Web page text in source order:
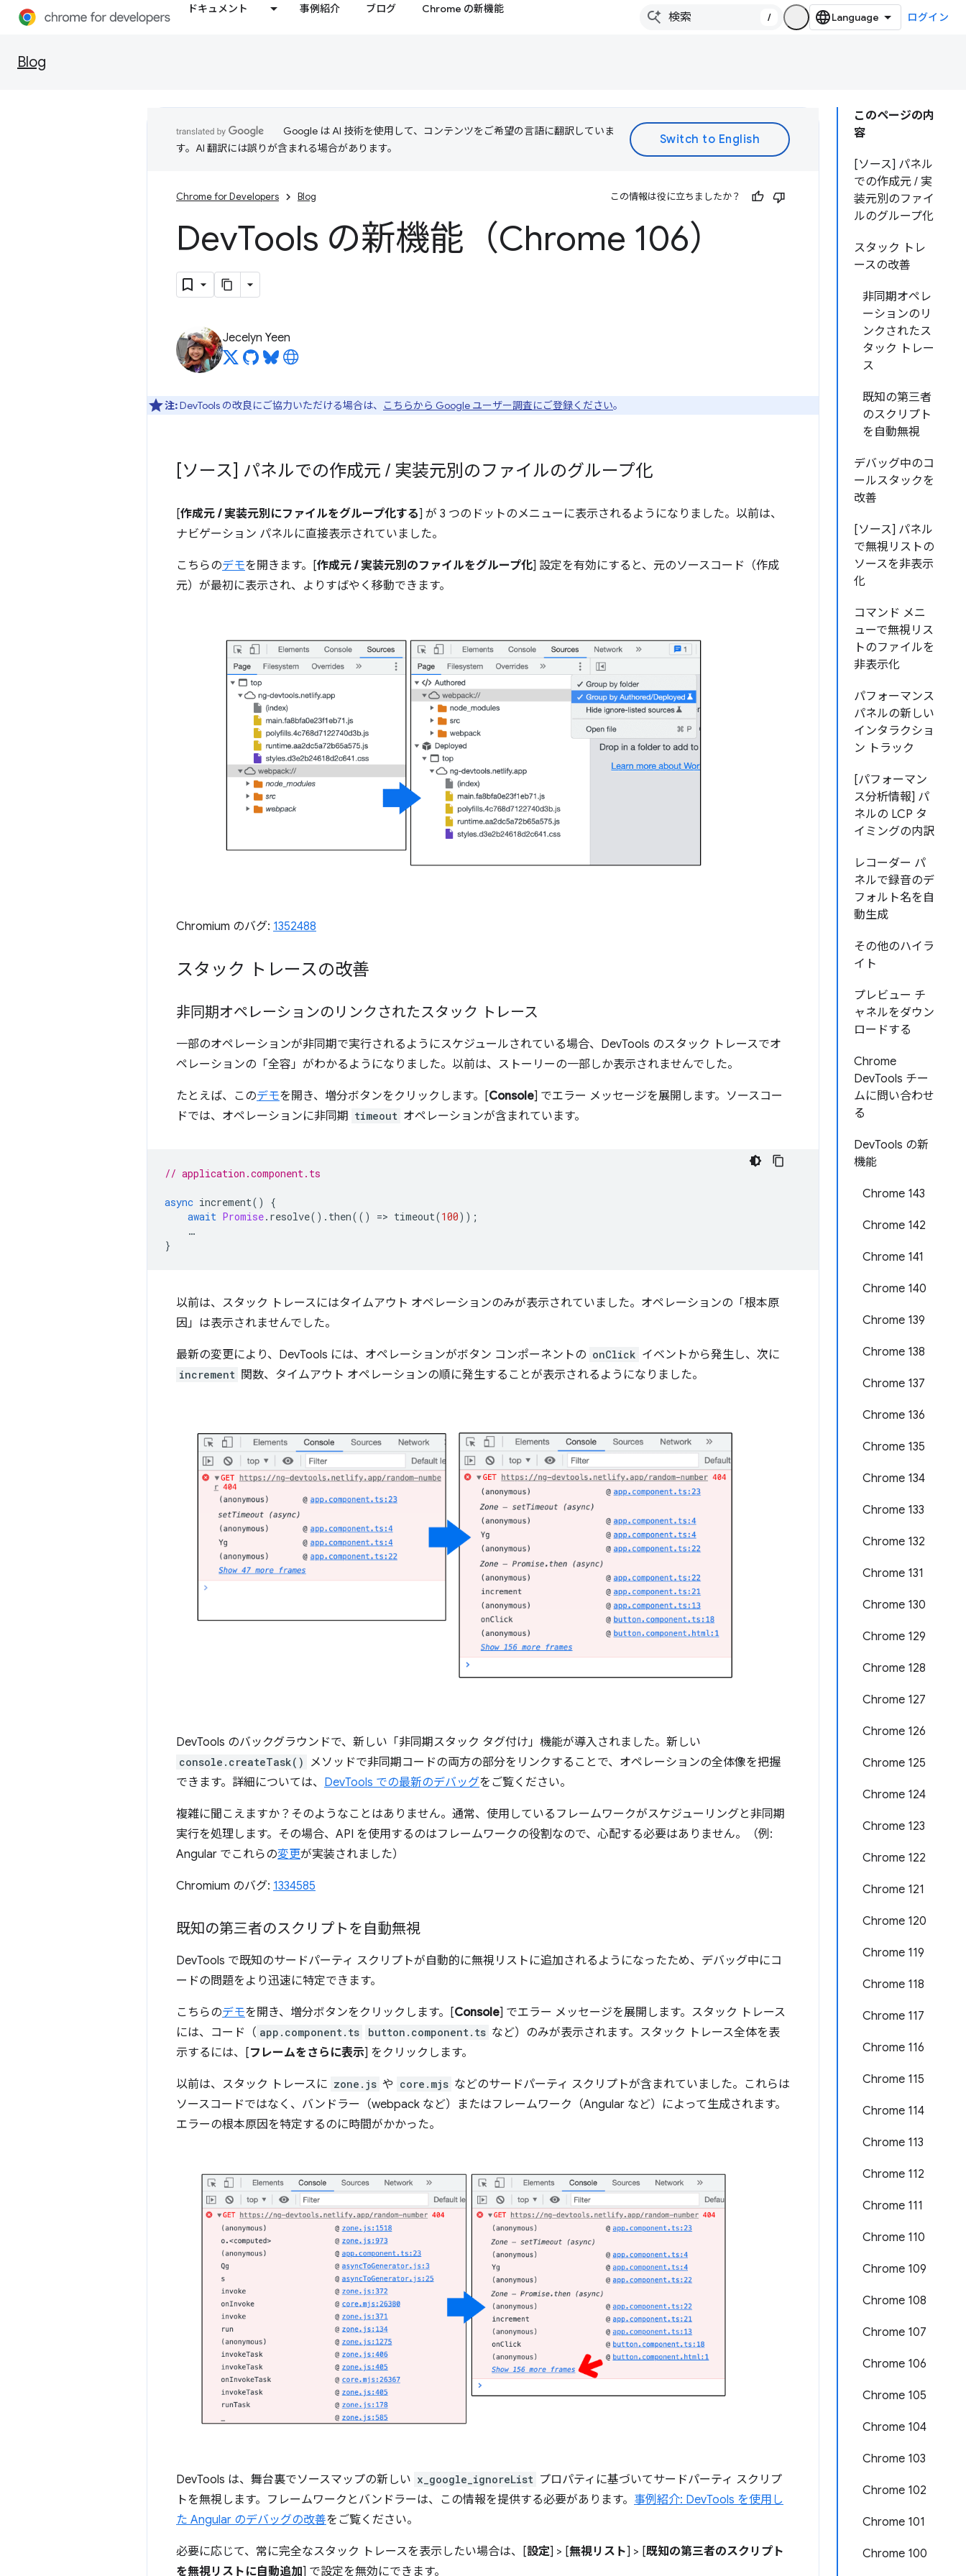
ドキュメント 事例紹介 ブログ Chrome の新機能
/ ログイン
Blog
このページの内
容
[ソース] パネル
での作成元 / 実
装元別のファイ
ルのグループ化
スタック トレ
ースの改善
非同期オペレ
ーションのリ
ンクされたス
タック トレー
ス
既知の第三者
のスクリプト
を自動無視
デバッグ中のコ
ールスタックを
改善
[ソース] パネル
で無視リストの
ソースを非表示
化
コマンド メニ
ューで無視リス
トのファイルを
非表示化
パフォーマンス
パネルの新しい
インタラクショ
ン トラック
[パフォーマン
ス分析情報] パ
ネルの LCP タ
イミングの内訳
レコーダー パ
ネルで録音のデ
フォルト名を自
動生成
その他のハイラ
イト
プレビュー チ
ャネルをダウン
ロードする
Chrome
DevTools チー
ムに問い合わせ
る
DevTools の新
機能
Chrome 143
Chrome 142
Chrome 141
Chrome 140
Chrome 139
Chrome 138
Chrome 137
Chrome 136
Chrome 135
Chrome 134
Chrome 133
Chrome 132
Chrome 131
Chrome 130
Chrome 129
Chrome 128
Chrome 127
Chrome 126
Chrome 125
Chrome 124
Chrome 123
Chrome 122
Chrome 121
Chrome 120
Chrome 119
Chrome 118
Chrome 117
Chrome 116
Chrome 115
Chrome 114
Chrome 113
Chrome 112
Chrome 111
Chrome 110
Chrome 109
Chrome 108
Chrome 107
Chrome 106
Chrome 105
Chrome 104
Chrome 103
Chrome 102
Chrome 101
Chrome 100
Google は AI 技術を使用して、コンテンツをご希望の言語に翻訳していま
す。AI 翻訳には誤りが含まれる場合があります。
Chrome for Developers Blog この情報は役に立ちましたか？
DevTools の新機能（Chrome 106）
Jecelyn Yeen
注:DevTools の改良にご協力いただける場合は、 こちらから Google ユーザー調査にご登録ください。
[ソース] パネルでの作成元 / 実装元別のファイルのグループ化
[作成元 / 実装元別にファイルをグループ化する] が 3 つのドットのメニューに表示されるようになりました。以前は、
ナビゲーション パネルに直接表示されていました。
こちらのデモを開きます。[作成元 / 実装元別のファイルをグループ化] 設定を有効にすると、元のソースコード（作成
元）が最初に表示され、よりすばやく移動できます。
Chromium のバグ: 1352488
スタック トレースの改善
非同期オペレーションのリンクされたスタック トレース
一部のオペレーションが非同期で実行されるようにスケジュールされている場合、DevTools のスタック トレースでオ
ペレーションの「全容」がわかるようになりました。以前は、ストーリーの一部しか表示されませんでした。
たとえば、このデモを開き、増分ボタンをクリックします。[Console] でエラー メッセージを展開します。ソースコー
ドでは、オペレーションに非同期 timeout オペレーションが含まれています。
// application.component.ts
async increment()
{
await Promise. resolve(). then(() => timeout(100));
…
}
以前は、スタック トレースにはタイムアウト オペレーションのみが表示されていました。オペレーションの「根本原
因」は表示されませんでした。
最新の変更により、DevTools には、オペレーションがボタン コンポーネントの onClick イベントから発生し、次に
increment 関数、タイムアウト オペレーションの順に発生することが表示されるようになりました。
DevTools のバックグラウンドで、新しい「非同期スタック タグ付け」機能が導入されました。新しい
console.createTask()
メソッドで非同期コードの両方の部分をリンクすることで、オペレーションの全体像を把握
できます。詳細については、 DevTools での最新のデバッグをご覧ください。
複雑に聞こえますか？そのようなことはありません。通常、使用しているフレームワークがスケジューリングと非同期
実行を処理します。その場合、API を使用するのはフレームワークの役割なので、心配する必要はありません。（例:
Angular でこれらの変更が実装されました）
Chromium のバグ: 1334585
既知の第三者のスクリプトを自動無視
DevTools で既知のサードパーティ スクリプトが自動的に無視リストに追加されるようになったため、デバッグ中にコ
ードの問題をより迅速に特定できます。
こちらのデモを開き、増分ボタンをクリックします。[Console] でエラー メッセージを展開します。スタック トレース
には、コード（ app.component.ts button.component.ts など）のみが表示されます。スタック トレース全体を表
示するには、[フレームをさらに表示] をクリックします。
以前は、スタック トレースに zone.js や core.mjs などのサードパーティ スクリプトが含まれていました。これらは
ソースコードではなく、バンドラー（webpack など）またはフレームワーク（Angular など）によって生成されます。
エラーの根本原因を特定するのに時間がかかった。
DevTools は、舞台裏でソースマップの新しい x_google_ignoreList プロパティに基づいてサードパーティ スクリプ
トを無視します。フレームワークとバンドラーは、この情報を提供する必要があります。 事例紹介: DevTools を使用し
た Angular のデバッグの改善をご覧ください。
必要に応じて、常に完全なスタック トレースを表示したい場合は、[設定] > [無視リスト] > [既知の第三者のスクリプト
を無視リストに自動追加] で設定を無効にできます。